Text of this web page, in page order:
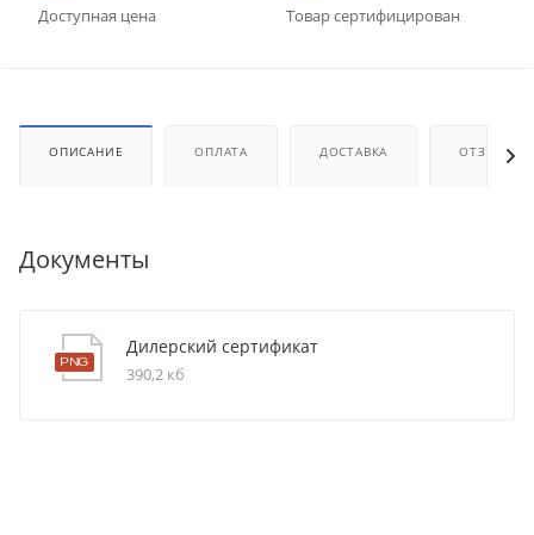
Доступная цена Товар сертифицирован
ОПИСАНИЕ ОПЛАТА ДОСТАВКА ОТЗЫВЫ
Документы
Дилерский сертификат
390,2 кб